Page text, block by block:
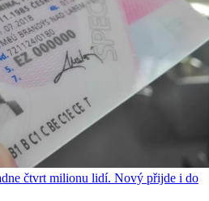
čtvrt milionu lidí. Nový přijde i do